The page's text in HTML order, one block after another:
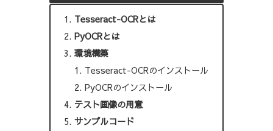
Tesseract-OCRとは
PyOCRとは
環境構築
Tesseract-OCRのインストール
PyOCRのインストール
テスト画像の用意
サンプルコード